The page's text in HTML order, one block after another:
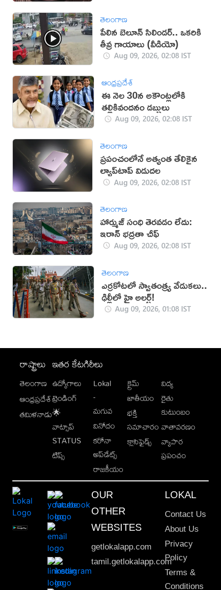
తెలంగాణ
పేలిన బెలూన్ సిలిండర్.. ఒకరికి
తీవ్ర గాయాలు (వీడియో)
Aug 09, 2026, 02:08 IST
ఆంధ్రప్రదేశ్
ఈ నెల 30న అకౌంట్లలోకి
తల్లికివందనం డబ్బులు
Aug 09, 2026, 02:08 IST
తెలంగాణ
ప్రపంచంలోనే అత్యంత తేలికైన
ల్యాప్‌టాప్ విడుదల
Aug 09, 2026, 02:08 IST
తెలంగాణ
హార్ముజ్ సంధి తెరవడం లేదు:
ఇరాన్ భద్రతా చీఫ్
Aug 09, 2026, 02:08 IST
తెలంగాణ
ఎర్రకోటలో స్వాతంత్య్ర వేడుకలు..
ఢిల్లీలో హై అలర్ట్!
Aug 09, 2026, 01:08 IST
రాష్ట్రాలు
తెలంగాణ
ఆంధ్రప్రదేశ్
తమిళనాడు
ఇతర కేటగిరీలు
ఉద్యోగాలు
ట్రెండింగ్
🌟
వాట్సాప్
STATUS
టిప్స్
Lokal
-
మగువ
వినోదం
కరోనా
అప్‌డేట్స్
రాజకీయం
క్రైమ్
జాతీయం
భక్తి
సమాచారం
క్లాసిఫైడ్స్
విద్య
రైతు
కుటుంబం
వాతావరణం
వ్యాపార
ప్రపంచం
OUR
OTHER
WEBSITES
getlokalapp.com
tamil.getlokalapp.com
LOKAL
Contact Us
About Us
Privacy
Policy
Terms &
Conditions